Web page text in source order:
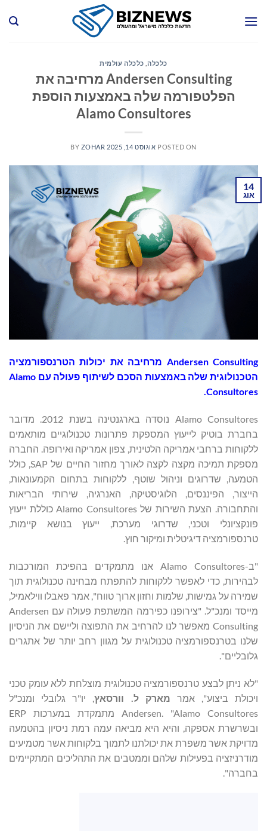
כלכלה, כלכלה עולמית
Andersen Consulting מרחיבה את
הפלטפורמה שלה באמצעות הוספת
Alamo Consultores
POSTED ON אוגוסט 14, 2025 BY ZOHAR
14
אוג
‏Andersen Consulting מרחיבה את יכולות הטרנספורמציה
הטכנולוגית שלה באמצעות הסכם לשיתוף פעולה עם Alamo
Consultores.
Alamo Consultores נוסדה בארגנטינה בשנת 2012. מדובר
בחברת בוטיק לייעוץ המספקת פתרונות טכנולוגיים מותאמים
ללקוחות ברחבי אמריקה הלטינית, צפון אמריקה ואירופה. החברה
מספקת תמיכה מקצה לקצה לאורך מחזור החיים של SAP, כולל
הטמעה, שדרוגים וניהול שוטף, ללקוחות בתחום הקמעונאות,
הייצור, הפיננסים, הלוגיסטיקה, האנרגיה, שירותי הבריאות
והתחבורה. הצעת השירות של Alamo Consultores כוללת ייעוץ
פונקציונלי וטכני, שדרוגי מערכת, ייעוץ בנושא קיימות,
טרנספורמציה דיגיטלית ומיקור חוץ.
"ב-Alamo Consultores אנו מתמקדים בהפיכת המורכבות
לבהירות, כדי לאפשר ללקוחות להתפתח מבחינה טכנולוגית תוך
שמירה על גמישות, שלמות וחזון ארוך טווח", אמר פאבלו ווילאמיל,
מייסד ומנכ"ל. "צירופנו כפירמה המשתפת פעולה עם Andersen
Consulting מאפשר לנו להרחיב את התפוצה וליישם את הניסיון
שלנו בטרנספורמציה טכנולוגית על מגוון רחב יותר של אתגרים
גלובליים".
"לא ניתן לבצע טרנספורמציה טכנולוגית מוצלחת ללא עומק טכני
ויכולת ביצוע", אמר מארק ל. וורסאץ, יו"ר גלובלי ומנכ"ל
Andersen. "Alamo Consultores מתמקדת במערכות ERP
ובשרשרת אספקה, והיא היא מביאה עמה רמת ניסיון בהטמעה
מדויקת אשר משפרת את יכולתנו לתמוך בלקוחות אשר מטמיעים
מודרניזציה בפעילות שלהם וממטבים את התהליכים המתקיימים
בחברה".